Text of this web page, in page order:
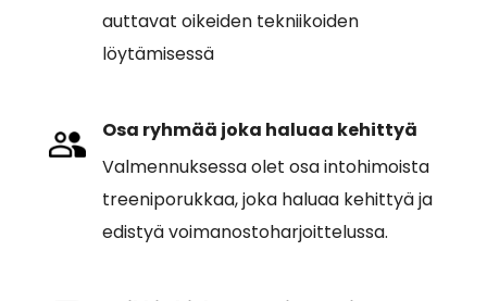
auttavat oikeiden tekniikoiden
löytämisessä
Osa ryhmää joka haluaa kehittyä
Valmennuksessa olet osa intohimoista
treeniporukkaa, joka haluaa kehittyä ja
edistyä voimanostoharjoittelussa.